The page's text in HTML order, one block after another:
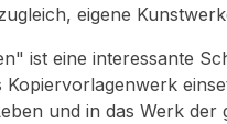
eigene
ist eine interessante
und in das Werk